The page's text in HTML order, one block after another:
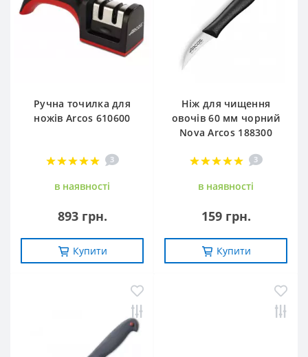
Ручна точилка для
ножів Arcos 610600
3
в наявностi
893 грн.
Купити
Ніж для чищення
овочів 60 мм чорний
Nova Arcos 188300
3
в наявностi
159 грн.
Купити